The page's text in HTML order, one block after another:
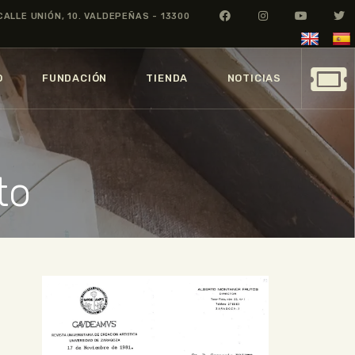
UNIÓN, 10. VALDEPEÑAS - 13300
FUNDACIÓN TIENDA NOTICIAS